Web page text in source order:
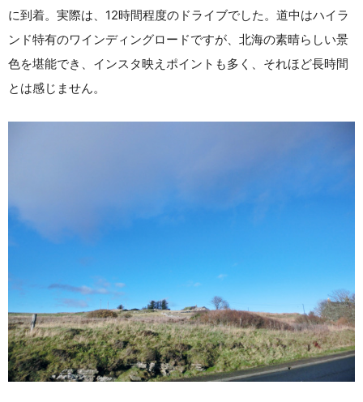
に到着。実際は、12時間程度のドライブでした。道中はハイラ
ンド特有のワインディングロードですが、北海の素晴らしい景
色を堪能でき、インスタ映えポイントも多く、それほど長時間
とは感じません。